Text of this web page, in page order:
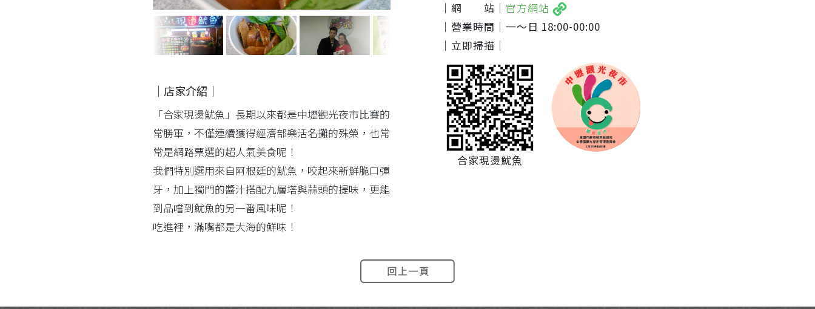
｜店家介紹｜
「合家現燙魷魚」長期以來都是中壢觀光夜市比賽的
常勝軍，不僅連續獲得經濟部樂活名攤的殊榮，也常
常是網路票選的超人氣美食呢！
我們特別選用來自阿根廷的魷魚，咬起來新鮮脆口彈
牙，加上獨門的醬汁搭配九層塔與蒜頭的提味，更能
到品嚐到魷魚的另一番風味呢！
吃進裡，滿嘴都是大海的鮮味！
｜網 站｜ 官方網站
｜營業時間｜ 一～日 18:00-00:00
｜立即掃描｜
合家現燙魷魚